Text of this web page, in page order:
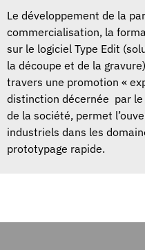
Le développement de la
commercialisation, la
sur le logiciel Type Edit
la découpe et de la
travers une promotion «
distinction décernée par le
de la société, permet
industriels dans les
prototypage rapide.